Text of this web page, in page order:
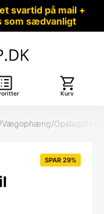
svartid på mail +
som sædvanligt
Kurv
/Vægophæng/
SPAR 29%